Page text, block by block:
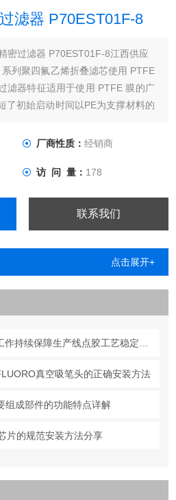
滤器 P70EST01F-8
密过滤器 P70EST01F-8江西供应
列聚四氟乙烯折叠滤芯使用 PTFE
滤器特征适用于使用 PTFE 膜的广
了初始启动时间以PE为支撑材料的
到终过滤。厂商性质： 经销商
访 问 量： 178
联系我们
点击展开+
落实点胶机常态化维护工作持续保障生产线点胶工艺稳定合规
真空吸笔头的正确安装方法
组成部件的功能特点详解
片的规范安装方法分享